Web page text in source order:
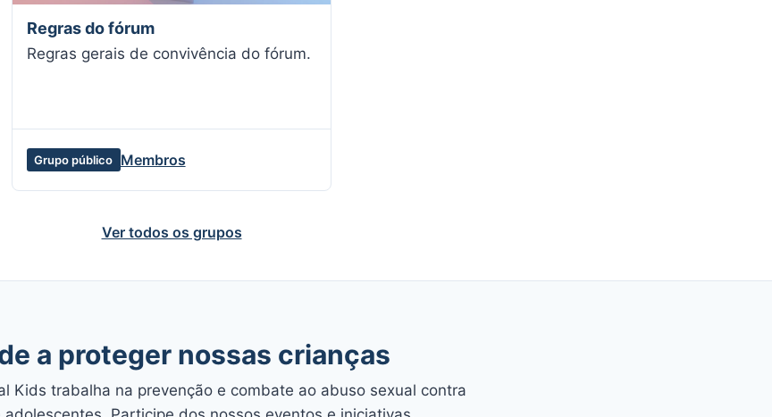
Regras do fórum
Regras gerais de convivência do fórum.
Grupo público Membros
Ver todos os grupos
a proteger nossas crianças
Kids trabalha na prevenção e combate ao abuso sexual contra